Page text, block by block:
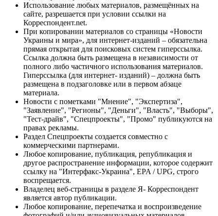
Использование любых материалов, размещённых на
сайте, разрешается при условии ссылки на
Корреспондент.net.
При копировании материалов со страницы «Новости
Украины и мира», для интернет-изданий – обязательна
прямая открытая для поисковых систем гиперссылка.
Ссылка должна быть размещена в независимости от
полного либо частичного использования материалов.
Гиперссылка (для интернет- изданий) – должна быть
размещена в подзаголовке или в первом абзаце
материала.
Новости с пометками "Мнение", "Экспертиза",
"Заявление", "Регионы", "Деньги", "Власть", "Выборы",
"Тест-драйв", "Спецпроекты", "Промо" публикуются на
правах рекламы.
Раздел Спецпроекты создается совместно с
коммерческими партнерами.
Любое копирование, публикация, републикация и
другое распространение информации, которое содержит
ссылку на "Интерфакс-Украина", EPA / UPG, строго
воспрещается.
Владелец веб-страницы в разделе Я- Корреспондент
является автор публикации.
Любое копирование, перепечатка и воспроизведение